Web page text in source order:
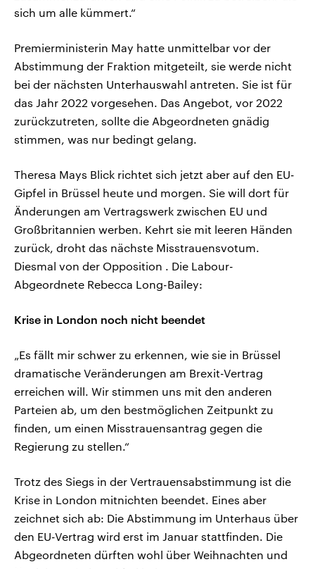
sich um alle kümmert.“
Premierministerin May hatte unmittelbar vor der
Abstimmung der Fraktion mitgeteilt, sie werde nicht
bei der nächsten Unterhauswahl antreten. Sie ist für
das Jahr 2022 vorgesehen. Das Angebot, vor 2022
zurückzutreten, sollte die Abgeordneten gnädig
stimmen, was nur bedingt gelang.
Theresa Mays Blick richtet sich jetzt aber auf den EU-
Gipfel in Brüssel heute und morgen. Sie will dort für
Änderungen am Vertragswerk zwischen EU und
Großbritannien werben. Kehrt sie mit leeren Händen
zurück, droht das nächste Misstrauensvotum.
Diesmal von der Opposition . Die Labour-
Abgeordnete Rebecca Long-Bailey:
Krise in London noch nicht beendet
„Es fällt mir schwer zu erkennen, wie sie in Brüssel
dramatische Veränderungen am Brexit-Vertrag
erreichen will. Wir stimmen uns mit den anderen
Parteien ab, um den bestmöglichen Zeitpunkt zu
finden, um einen Misstrauensantrag gegen die
Regierung zu stellen.“
Trotz des Siegs in der Vertrauensabstimmung ist die
Krise in London mitnichten beendet. Eines aber
zeichnet sich ab: Die Abstimmung im Unterhaus über
den EU-Vertrag wird erst im Januar stattfinden. Die
Abgeordneten dürften wohl über Weihnachten und